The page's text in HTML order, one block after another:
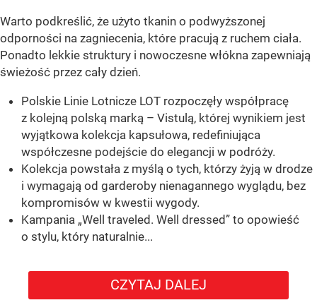
Warto podkreślić, że użyto tkanin o podwyższonej
odporności na zagniecenia, które pracują z ruchem ciała.
Ponadto lekkie struktury i nowoczesne włókna zapewniają
świeżość przez cały dzień.
Polskie Linie Lotnicze LOT rozpoczęły współpracę
z kolejną polską marką – Vistulą, której wynikiem jest
wyjątkowa kolekcja kapsułowa, redefiniująca
współczesne podejście do elegancji w podróży.
Kolekcja powstała z myślą o tych, którzy żyją w drodze
i wymagają od garderoby nienagannego wyglądu, bez
kompromisów w kwestii wygody.
Kampania „Well traveled. Well dressed” to opowieść
o stylu, który naturalnie...
CZYTAJ DALEJ